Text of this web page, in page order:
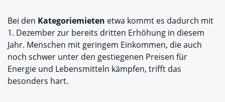
Bei den Kategoriemieten etwa kommt es dadurch mit
1. Dezember zur bereits dritten Erhöhung in diesem
Jahr. Menschen mit geringem Einkommen, die auch
noch schwer unter den gestiegenen Preisen für
Energie und Lebensmitteln kämpfen, trifft das
besonders hart.